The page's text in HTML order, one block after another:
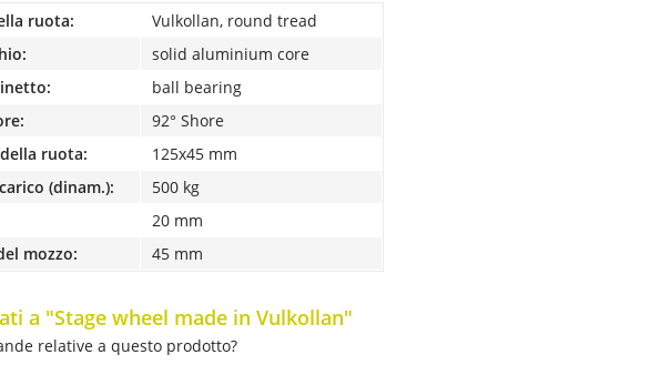
ruota:
Vulkollan, round tread
solid aluminium core
ball bearing
92° Shore
ruota:
125x45 mm
(dinam.):
500 kg
20 mm
mozzo:
45 mm
a "Stage wheel made in Vulkollan"
relative a questo prodotto?